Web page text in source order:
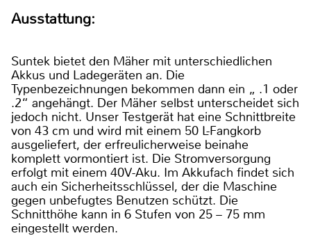
Ausstattung:
Suntek bietet den Mäher mit unterschiedlichen
Akkus und Ladegeräten an. Die
Typenbezeichnungen bekommen dann ein „ .1 oder
.2“ angehängt. Der Mäher selbst unterscheidet sich
jedoch nicht. Unser Testgerät hat eine Schnittbreite
von 43 cm und wird mit einem 50 L-Fangkorb
ausgeliefert, der erfreulicherweise beinahe
komplett vormontiert ist. Die Stromversorgung
erfolgt mit einem 40V-Aku. Im Akkufach findet sich
auch ein Sicherheitsschlüssel, der die Maschine
gegen unbefugtes Benutzen schützt. Die
Schnitthöhe kann in 6 Stufen von 25 – 75 mm
eingestellt werden.